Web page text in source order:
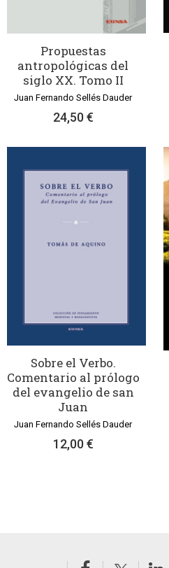
Propuestas
antropológicas del
siglo XX. Tomo II
Juan Fernando Sellés Dauder
24,50 €
Sobre el Verbo.
Comentario al prólogo
del evangelio de san
Juan
Juan Fernando Sellés Dauder
12,00 €